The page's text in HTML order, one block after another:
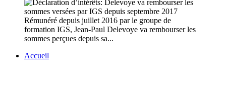
Rémunéré depuis juillet 2016 par le groupe de
formation IGS, Jean-Paul Delevoye va rembourser les
sommes perçues depuis sa...
Accueil